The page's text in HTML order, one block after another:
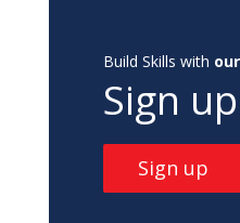
Build Skills with our
Sign
Sign up